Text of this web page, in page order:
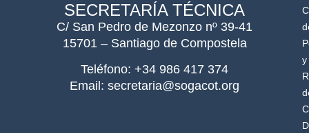
SECRETARÍA TÉCNICA
C/ San Pedro de Mezonzo nº 39-41
15701 – Santiago de Compostela
Teléfono: +34 986 417 374
Email: secretaria@sogacot.org
y